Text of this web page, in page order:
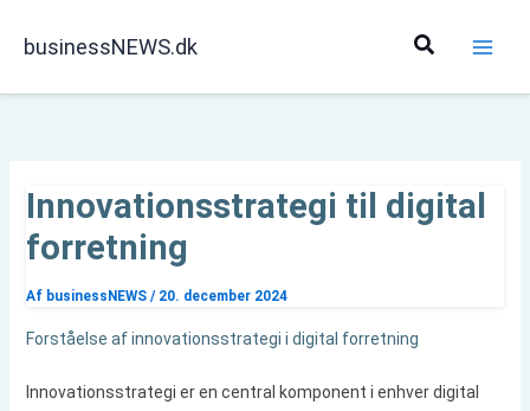
businessNEWS.dk Søg
Innovationsstrategi til digital
forretning
Af businessNEWS / 20. december 2024
Forståelse af innovationsstrategi i digital forretning
Innovationsstrategi er en central komponent i enhver digital